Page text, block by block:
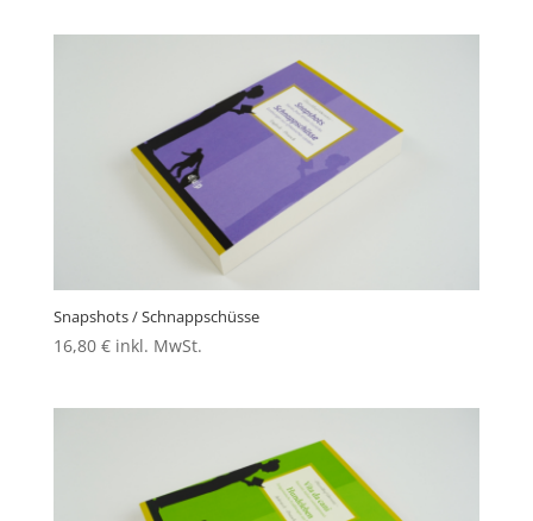
Snapshots / Schnappschüsse
16,80 € inkl. MwSt.